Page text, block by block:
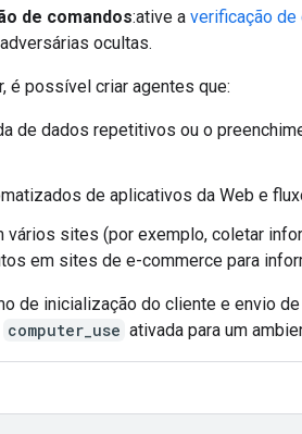
de comandos:ative a verificação de
ocultas.
é possível criar agentes que:
de dados repetitivos ou o
de aplicativos da Web e
vários sites (por exemplo, coletar
em sites de e-commerce para
de inicialização do cliente e envio
computer_use ativada para um